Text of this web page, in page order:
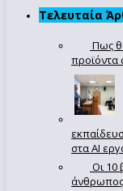
Τελευταία
Πως
προϊόντα
στα AI
Οι 10
άνθρωπος